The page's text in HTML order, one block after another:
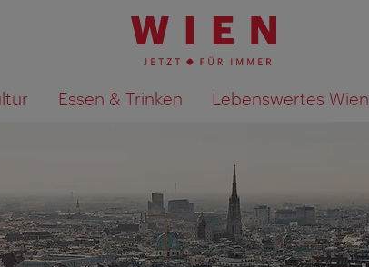
Essen & Trinken Lebenswertes Wien